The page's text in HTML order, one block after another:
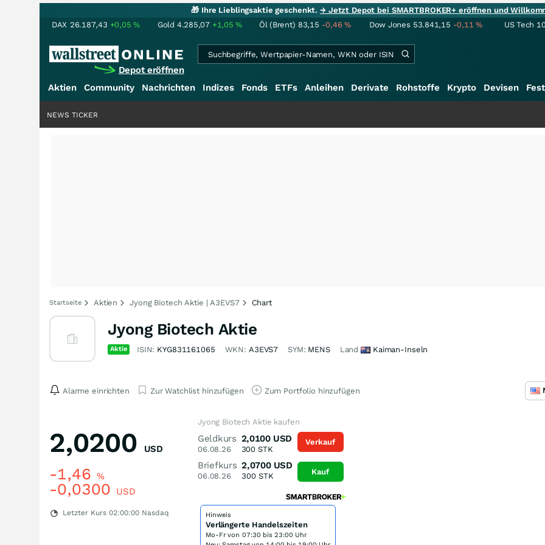
🎁 Ihre Lieblingsaktie geschenkt.→ Jetzt Depot bei SMARTBROKER+ eröffnen und
DAX 26.187,43 +0,05% Gold 4.285,07 +1,05% Öl (Brent) 83,15 -0,46% Dow Jones 53.841,15 -0,11% US Tech
Depot eröffnen
Aktien Community Nachrichten Indizes Fonds ETFs Anleihen Derivate Rohstoffe Krypto Devisen
NEWS TICKER
Startseite Aktien Jyong Biotech Aktie | A3EVS7 Chart
Jyong Biotech Aktie
Aktie ISIN: KYG831161065 WKN: A3EVS7 SYM: MENS Land Kaiman-Inseln
Alarme einrichten Zur Watchlist hinzufügen Zum Portfolio hinzufügen
2,0200 USD
-1,46 %
-0,0300 USD
Letzter Kurs 02:00:00 Nasdaq
Jyong Biotech Aktie kaufen
Geldkurs
06.08.26
2,0100 USD
300 STK
Briefkurs
06.08.26
2,0700 USD
300STK
Verkauf
Kauf
Hinweis
Verlängerte Handelszeiten
Mo-Fr von 07:30 bis 23:00 Uhr